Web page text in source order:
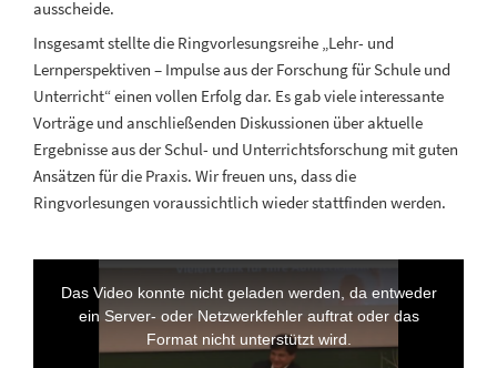
ausscheide.
Insgesamt stellte die Ringvorlesungsreihe „Lehr- und
Lernperspektiven – Impulse aus der Forschung für Schule und
Unterricht“ einen vollen Erfolg dar. Es gab viele interessante
Vorträge und anschließenden Diskussionen über aktuelle
Ergebnisse aus der Schul- und Unterrichtsforschung mit guten
Ansätzen für die Praxis. Wir freuen uns, dass die
Ringvorlesungen voraussichtlich wieder stattfinden werden.